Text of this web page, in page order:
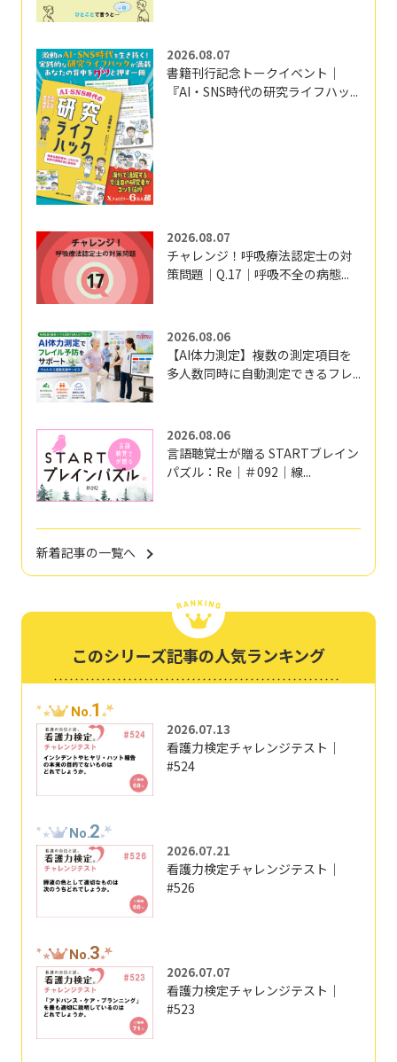
2026.08.07
書籍刊行記念トークイベント｜
『AI・SNS時代の研究ライフハッ...
2026.08.07
チャレンジ！呼吸療法認定士の対
策問題｜Q.17｜呼吸不全の病態...
2026.08.06
【AI体力測定】複数の測定項目を
多人数同時に自動測定できるフレ...
2026.08.06
言語聴覚士が贈る STARTブレイン
パズル：Re｜＃092｜線...
新着記事の一覧へ
このシリーズ記事の人気ランキング
No.1
2026.07.13
看護力検定チャレンジテスト｜
#524
No.2
2026.07.21
看護力検定チャレンジテスト｜
#526
No.3
2026.07.07
看護力検定チャレンジテスト｜
#523